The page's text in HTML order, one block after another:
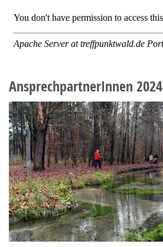
AnsprechpartnerInnen 2024